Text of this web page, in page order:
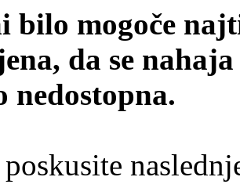
bilo mogoče
da se
nedostopna.